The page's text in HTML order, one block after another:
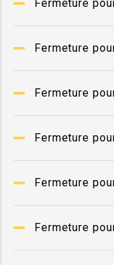
Fermeture
Fermeture
Fermeture
Fermeture
Fermeture
Fermeture